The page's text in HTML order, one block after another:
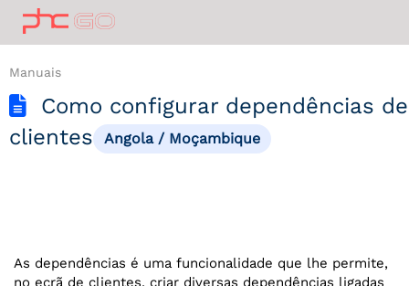
Manuais
Como configurar dependências de
clientes
Angola / Moçambique
As dependências é uma funcionalidade que lhe permite,
no ecrã de clientes, criar diversas dependências ligadas